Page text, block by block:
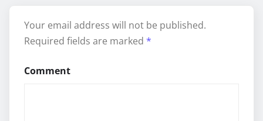
Your email address will not be published.
Required fields are marked *
Comment